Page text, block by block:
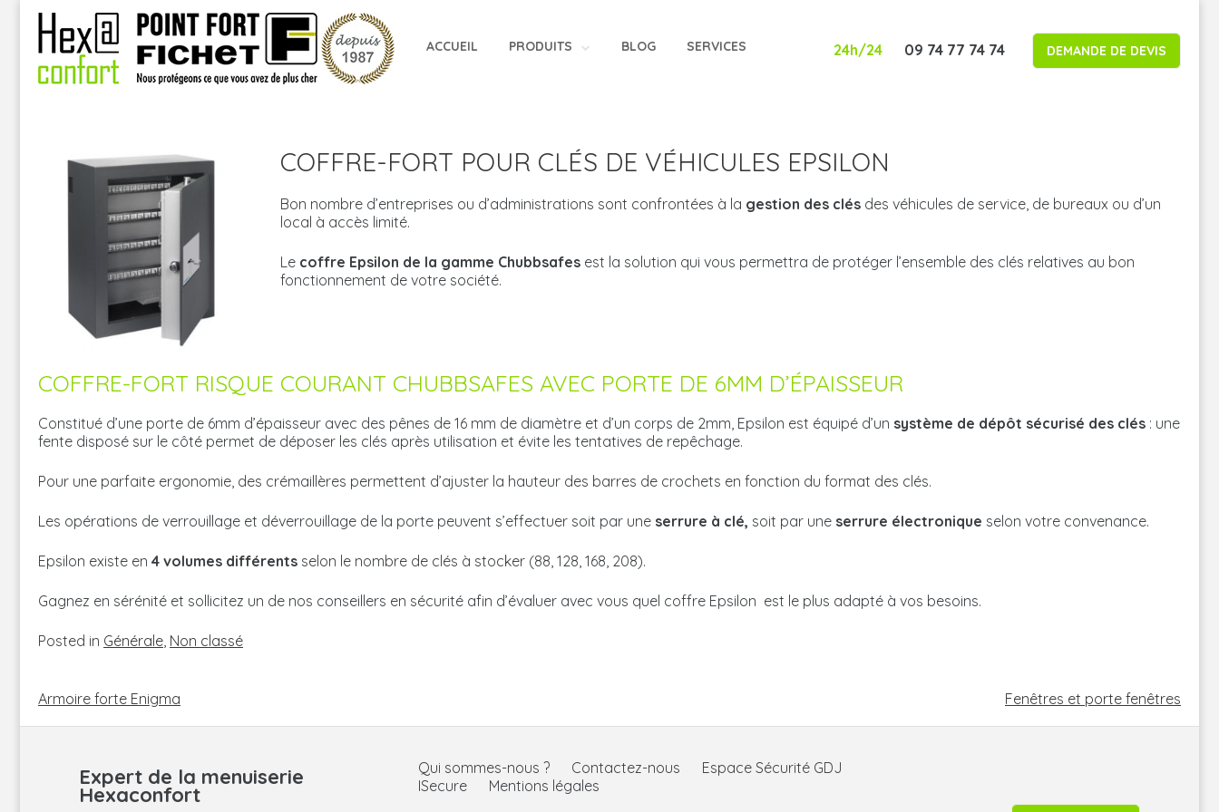
Skip
content
ACCUEIL PRODUITS BLOG SERVICES 24h/24 09 74 77 74 74 DEMANDE DE DEVIS
COFFRE-FORT POUR CLÉS DE VÉHICULES EPSILON
Bon nombre d’entreprises ou d’administrations sont confrontées à la gestion des clés des véhicules de service, de bureaux ou d’un
local à accès limité.
Le coffre Epsilon de la gamme Chubbsafes est la solution qui vous permettra de protéger l’ensemble des clés relatives au bon
fonctionnement de votre société.
COFFRE-FORT RISQUE COURANT CHUBBSAFES AVEC PORTE DE 6MM D’ÉPAISSEUR
Constitué d’une porte de 6mm d’épaisseur avec des pênes de 16 mm de diamètre et d’un corps de 2mm, Epsilon est équipé d’un système de dépôt sécurisé des clés : une
fente disposé sur le côté permet de déposer les clés après utilisation et évite les tentatives de repêchage.
Pour une parfaite ergonomie, des crémaillères permettent d’ajuster la hauteur des barres de crochets en fonction du format des clés.
Les opérations de verrouillage et déverrouillage de la porte peuvent s’effectuer soit par une serrure à clé, soit par une serrure électronique selon votre convenance.
Epsilon existe en 4 volumes différents selon le nombre de clés à stocker (88, 128, 168, 208).
Gagnez en sérénité et sollicitez un de nos conseillers en sécurité afin d’évaluer avec vous quel coffre Epsilon est le plus adapté à vos besoins.
Posted in Générale, Non classé
NAVIGATION
DE
L’ARTICLE
Armoire forte Enigma Fenêtres et porte fenêtres
Expert de la menuiserie
Hexaconfort
Qui sommes-nous ? Contactez-nous
Espace Sécurité GDJ
ISecure
Mentions légales